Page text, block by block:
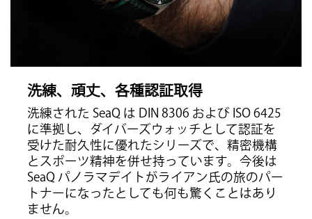
洗練、頑丈、各種認証取得
洗練された SeaQ は DIN 8306 および ISO 6425
に準拠し、ダイバーズウォッチとして認証を
受けた耐久性に優れたシリーズで、精密機構
とスポーツ精神を併せ持っています。今後は
SeaQ パノラマデイトがライアン氏の旅のパー
トナーになったとしても何も驚くことはあり
ません。